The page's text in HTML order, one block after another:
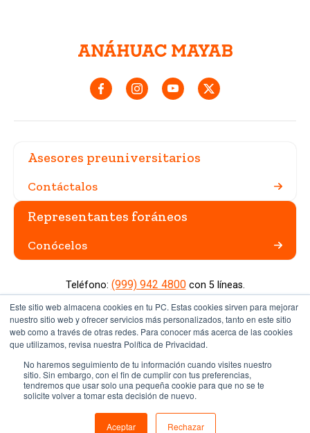
Este sitio web almacena cookies en tu PC. Estas cookies sirven para mejorar
nuestro sitio web y ofrecer servicios más personalizados, tanto en este sitio
web como a través de otras redes. Para conocer más acerca de las cookies
que utilizamos, revisa nuestra Política de Privacidad.
No haremos seguimiento de tu información cuando visites nuestro
sitio. Sin embargo, con el fin de cumplir con tus preferencias,
tendremos que usar solo una pequeña cookie para que no se te
solicite volver a tomar esta decisión de nuevo.
Aceptar Rechazar
Asesores preuniversitarios
Contáctalos
Representantes foráneos
Conócelos
Teléfono: (999) 942 4800con 5 líneas.
Carretera Mérida Progreso Km. 15.5 AP. 96 Cordemex. Mérida,
Yucatán, México. CP. 97308.
Miembro de EDX
Sitio institucional
Aviso de privacidad